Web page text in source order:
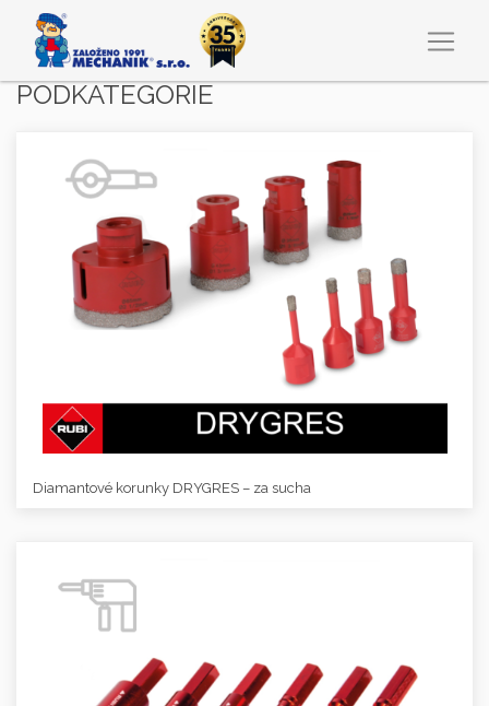
PODKATEGORIE
Diamantové korunky DRYGRES – za sucha